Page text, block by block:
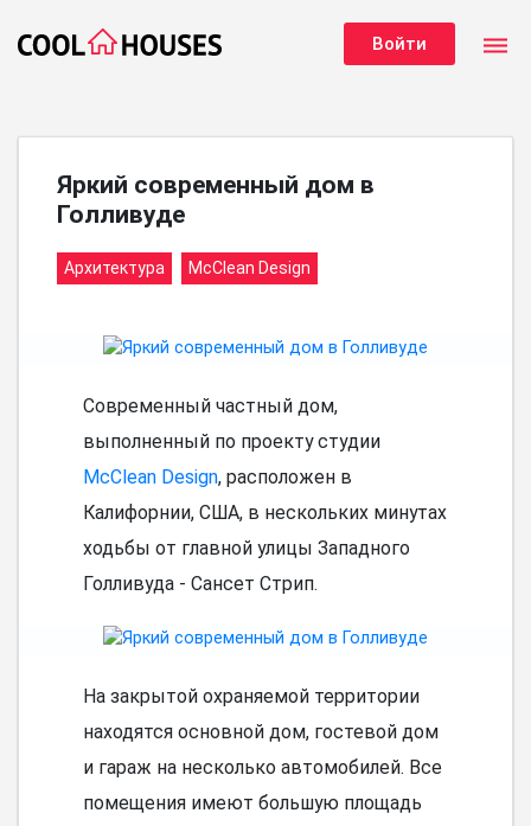
Войти dehaze
Яркий современный дом в
Голливуде
Архитектура McClean Design
Современный частный дом,
выполненный по проекту студии
McClean Design, расположен в
Калифорнии, США, в нескольких минутах
ходьбы от главной улицы Западного
Голливуда - Сансет Стрип.
На закрытой охраняемой территории
находятся основной дом, гостевой дом
и гараж на несколько автомобилей. Все
помещения имеют большую площадь